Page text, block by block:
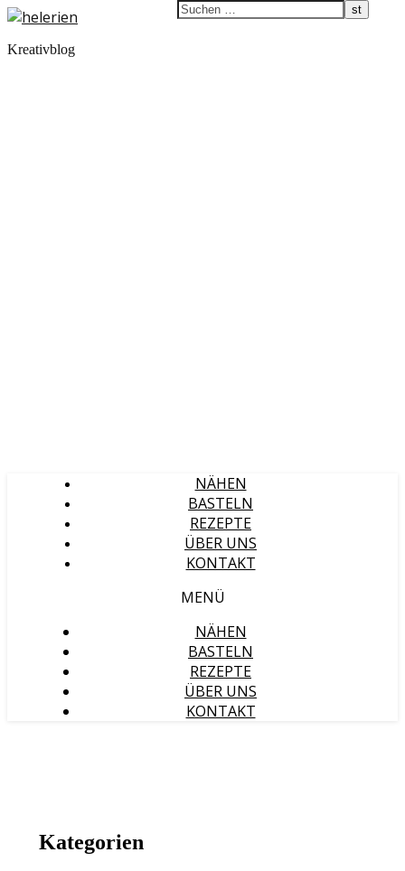
Kreativblog
NÄHEN
BASTELN
REZEPTE
ÜBER UNS
KONTAKT
MENÜ
NÄHEN
BASTELN
REZEPTE
ÜBER UNS
KONTAKT
Kategorien